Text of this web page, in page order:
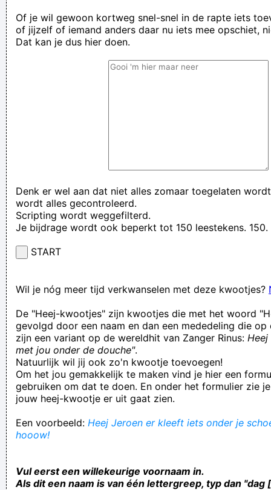
Of je wil gewoon kortweg snel-snel in de rapte iets
of jijzelf of iemand anders daar nu iets mee opschiet,
Dat kan je dus hier doen.
Denk er wel aan dat niet alles zomaar toegelaten
wordt alles gecontroleerd.
Scripting wordt weggefilterd.
Je bijdrage wordt ook beperkt tot 150 leestekens. 150.
START
Wil je nóg meer tijd verkwanselen met deze kwootjes?
De "Heej-kwootjes" zijn kwootjes die met het woord
gevolgd door een naam en dan een mededeling die op
zijn een variant op de wereldhit van Zanger Rinus:
met jou onder de douche".
Natuurlijk wil jij ook zo'n kwootje toevoegen!
Om het jou gemakkelijk te maken vind je hier een
gebruiken om dat te doen. En onder het formulier zie
jouw heej-kwootje er uit gaat zien.
Een voorbeeld: Heej Jeroen er kleeft iets onder je
hooow!
Vul eerst een willekeurige voornaam in.
Als dit een naam is van één lettergreep, typ dan "dag